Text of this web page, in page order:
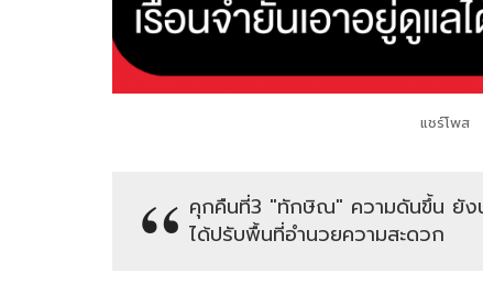
แชร์โพส
คุกคืนที่3 "ทักษิณ" ความดันขึ้น ยัง
ได้ปรับพื้นที่อำนวยความสะดวก